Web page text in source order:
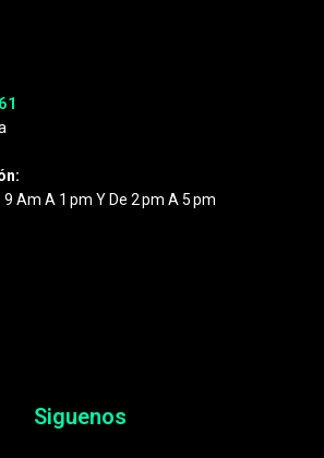
Am A 1 Pm Y De 2 Pm A 5 Pm
Siguenos